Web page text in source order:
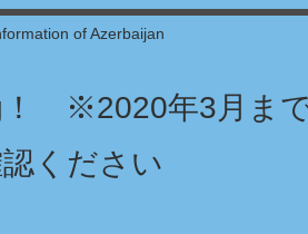
of Azerbaijan
※2020年3月ま
ください